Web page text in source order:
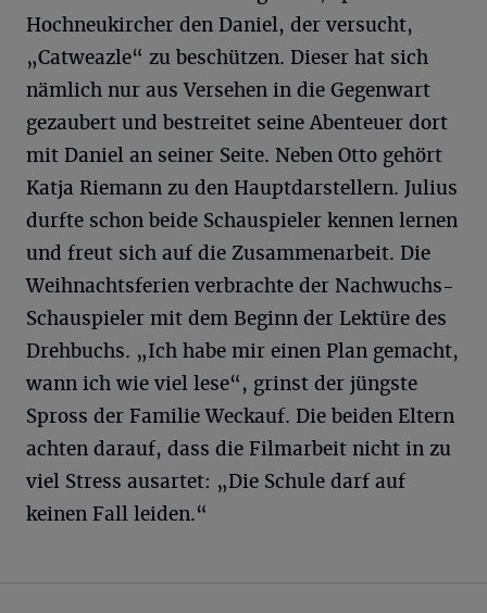
Hochneukircher den Daniel, der versucht,
„Catweazle“ zu beschützen. Dieser hat sich
nämlich nur aus Versehen in die Gegenwart
gezaubert und bestreitet seine Abenteuer dort
mit Daniel an seiner Seite. Neben Otto gehört
Katja Riemann zu den Hauptdarstellern. Julius
durfte schon beide Schauspieler kennen lernen
und freut sich auf die Zusammenarbeit. Die
Weihnachtsferien verbrachte der Nachwuchs-
Schauspieler mit dem Beginn der Lektüre des
Drehbuchs. „Ich habe mir einen Plan gemacht,
wann ich wie viel lese“, grinst der jüngste
Spross der Familie Weckauf. Die beiden Eltern
achten darauf, dass die Filmarbeit nicht in zu
viel Stress ausartet: „Die Schule darf auf
keinen Fall leiden.“